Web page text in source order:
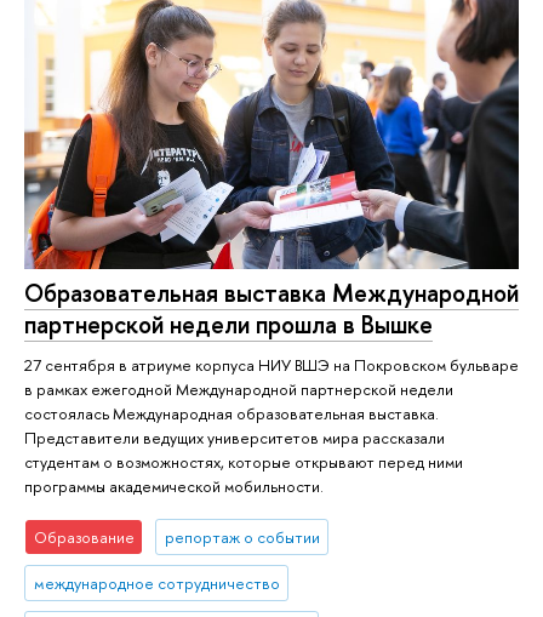
Образовательная выставка Международной
партнерской недели прошла в Вышке
27 сентября в атриуме корпуса НИУ ВШЭ на Покровском бульваре
в рамках ежегодной Международной партнерской недели
состоялась Международная образовательная выставка.
Представители ведущих университетов мира рассказали
студентам о возможностях, которые открывают перед ними
программы академической мобильности.
Образование репортаж о событии
международное сотрудничество